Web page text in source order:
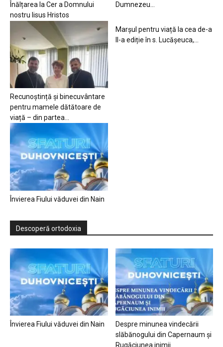
Înălțarea la Cer a Domnului
nostru Iisus Hristos
Dumnezeu…
Recunoștință și binecuvântare
pentru mamele dătătoare de
viață – din partea...
Marșul pentru viață la cea de-a
II-a ediție în s. Lucășeuca,...
Învierea Fiului văduvei din Nain
Descoperă ortodoxia
Învierea Fiului văduvei din Nain
Despre minunea vindecării
slăbănogului din Capernaum și
Rugăciunea inimii